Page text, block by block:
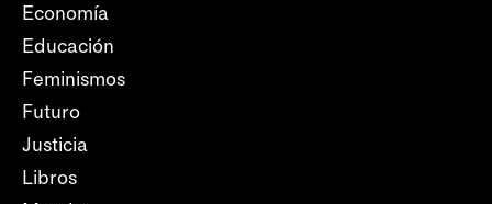
Economía
Educación
Feminismos
Futuro
Justicia
Libros